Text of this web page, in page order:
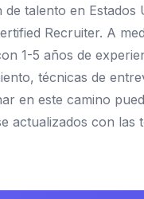
talento en
Recruiter. A
1-5 años de
técnicas de
en este camino
con las